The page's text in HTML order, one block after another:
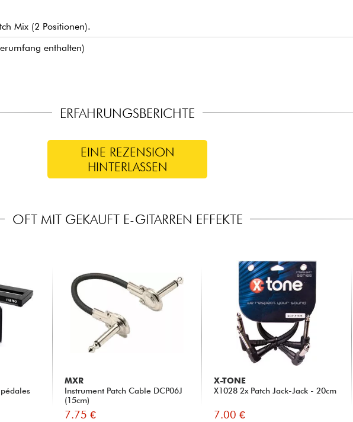
Mix (2 Positionen).
enthalten)
ERFAHRUNGSBERICHTE
EINE REZENSION
HINTERLASSEN
OFT MIT GEKAUFT E-GITARREN EFFEKTE
MXR
Instrument Patch Cable DCP06J
(15cm)
7.75 €
X-TONE
X1028 2x Patch Jack-Jack - 20cm
7.00 €